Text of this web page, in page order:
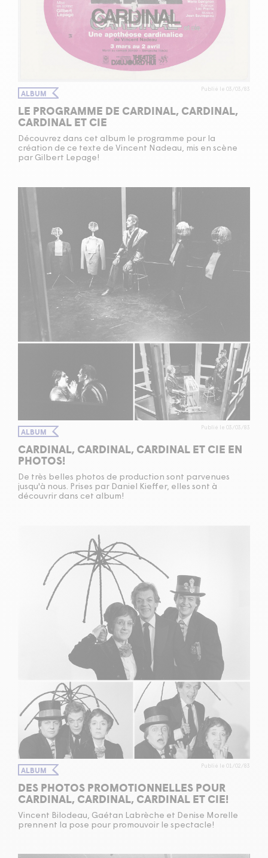
ALBUM Publié le 03/03/83
LE PROGRAMME DE CARDINAL, CARDINAL,
CARDINAL ET CIE
Découvrez dans cet album le programme pour la
création de ce texte de Vincent Nadeau, mis en scène
par Gilbert Lepage!
ALBUM Publié le 03/03/83
CARDINAL, CARDINAL, CARDINAL ET CIE EN
PHOTOS!
De très belles photos de production sont parvenues
jusqu'à nous. Prises par Daniel Kieffer, elles sont à
découvrir dans cet album!
ALBUM Publié le 01/02/83
DES PHOTOS PROMOTIONNELLES POUR
CARDINAL, CARDINAL, CARDINAL ET CIE!
Vincent Bilodeau, Gaétan Labrèche et Denise Morelle
prennent la pose pour promouvoir le spectacle!